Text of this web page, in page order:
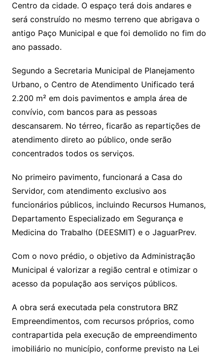
Centro da cidade. O espaço terá dois andares e
será construído no mesmo terreno que abrigava o
antigo Paço Municipal e que foi demolido no fim do
ano passado.
Segundo a Secretaria Municipal de Planejamento
Urbano, o Centro de Atendimento Unificado terá
2.200 m² em dois pavimentos e ampla área de
convívio, com bancos para as pessoas
descansarem. No térreo, ficarão as repartições de
atendimento direto ao público, onde serão
concentrados todos os serviços.
No primeiro pavimento, funcionará a Casa do
Servidor, com atendimento exclusivo aos
funcionários públicos, incluindo Recursos Humanos,
Departamento Especializado em Segurança e
Medicina do Trabalho (DEESMIT) e o JaguarPrev.
Com o novo prédio, o objetivo da Administração
Municipal é valorizar a região central e otimizar o
acesso da população aos serviços públicos.
A obra será executada pela construtora BRZ
Empreendimentos, com recursos próprios, como
contrapartida pela execução de empreendimento
imobiliário no município, conforme previsto na Lei